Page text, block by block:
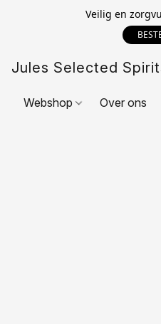
Veilig en
Jules Selected
Webshop Over ons